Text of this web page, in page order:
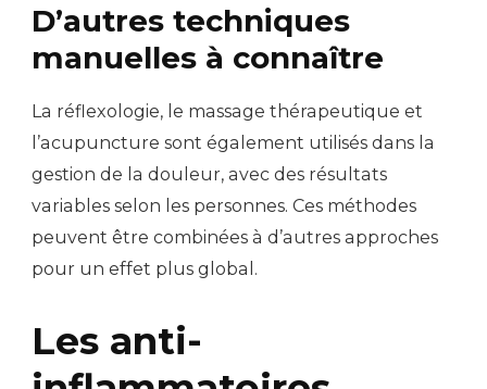
D’autres techniques
manuelles à connaître
La réflexologie, le massage thérapeutique et
l’acupuncture sont également utilisés dans la
gestion de la douleur, avec des résultats
variables selon les personnes. Ces méthodes
peuvent être combinées à d’autres approches
pour un effet plus global.
Les anti-